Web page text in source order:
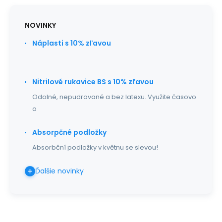
NOVINKY
Náplasti s 10% zľavou
Nitrilové rukavice BS s 10% zľavou
Odolné, nepudrované a bez latexu. Využite časovo
o
Absorpčné podložky
Absorbční podložky v květnu se slevou!
Ďalšie novinky